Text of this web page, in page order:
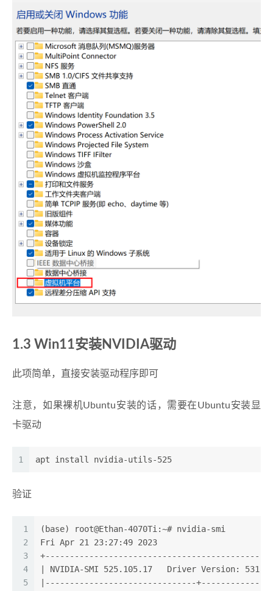
1.3 Win11安装NVIDIA驱动
此项简单，直接安装驱动程序即可
注意，如果裸机Ubuntu安装的话，需要在Ubuntu安装显
卡驱动
1 apt install nvidia-utils-525
验证
1
2
3
4
5
(base) root@Ethan-4070Ti:~# nvidia-smi
Fri Apr 21 23:27:49 2023
| NVIDIA-SMI 525.105.17   Driver Version:
|-------------------------------